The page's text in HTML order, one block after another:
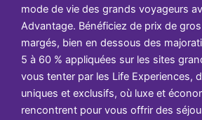
mode de vie des grands voyageurs
Advantage. Bénéficiez de prix de
margés, bien en dessous des
5 à 60 % appliquées sur les sites
vous tenter par les Life Experiences,
uniques et exclusifs, où luxe et
rencontrent pour vous offrir des